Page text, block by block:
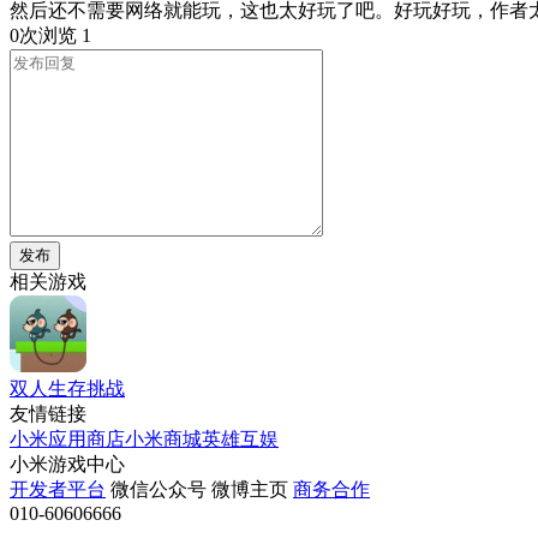
然后还不需要网络就能玩，这也太好玩了吧。好玩好玩，作者
0次浏览 1
发布
相关游戏
双人生存挑战
友情链接
小米应用商店小米商城英雄互娱
小米游戏中心
开发者平台 微信公众号 微博主页 商务合作
010-60606666